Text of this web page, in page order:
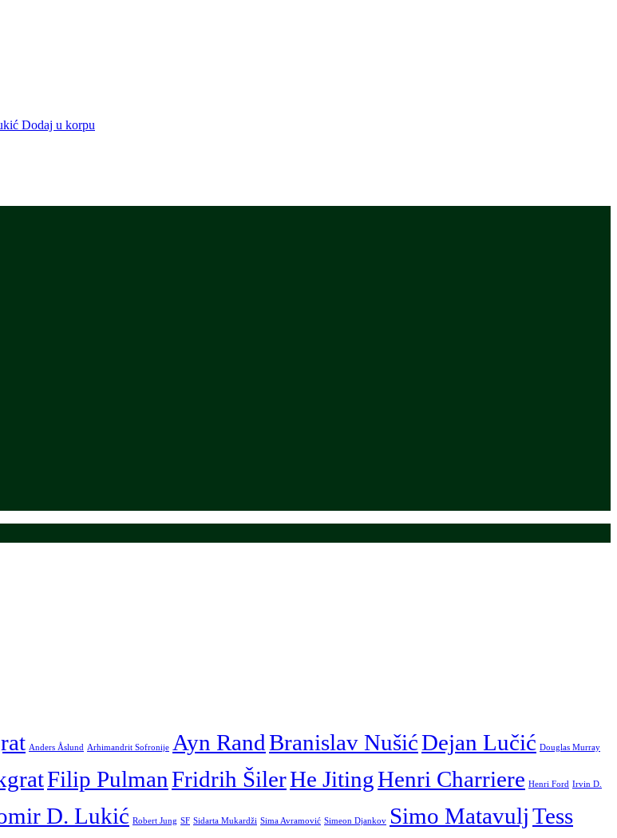
Dodaj u korpu
Anders Åslund Arhimandrit Sofronije Ayn RandBranislav NušićDejan Lučić Douglas Murray
Filip PulmanFridrih ŠilerHe JitingHenri Charriere Henri Ford Irvin D.
D. Lukić Robert Jung SF Sidarta Mukardži Sima Avramović Simeon Djankov Simo MatavuljTess